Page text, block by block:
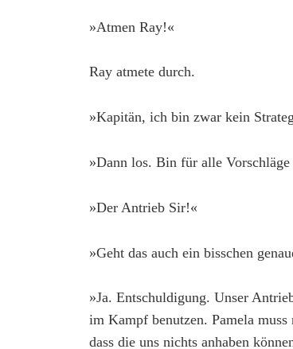
»Atmen Ray!«
Ray atmete durch.
»Kapitän, ich bin zwar kein
»Dann los. Bin für alle
»Der Antrieb Sir!«
»Geht das auch ein bisschen
»Ja. Entschuldigung. Unser
im Kampf benutzen. Pamela
dass die uns nichts anhaben